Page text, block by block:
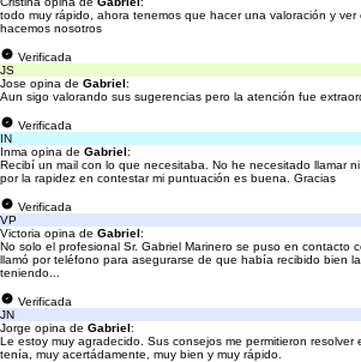
todo muy rápido, ahora tenemos que hacer una valoración y
hacemos nosotros
Verificada
JS
Jose opina de Gabriel:
Aun sigo valorando sus sugerencias pero la atención fue
Verificada
IN
Inma opina de Gabriel:
Recibí un mail con lo que necesitaba. No he necesitado llamar
por la rapidez en contestar mi puntuación es buena. Gracias
Verificada
VP
Victoria opina de Gabriel:
No solo el profesional Sr. Gabriel Marinero se puso en contacto
llamó por teléfono para asegurarse de que había recibido bien
teniendo...
Verificada
JN
Jorge opina de Gabriel:
Le estoy muy agradecido. Sus consejos me permitieron resolver
tenía, muy acertádamente, muy bien y muy rápido.